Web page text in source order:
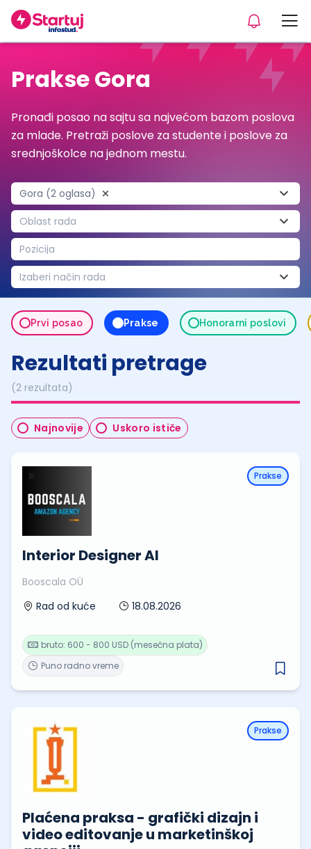
Prakse Gora
Pronađi posao na sajtu sa najvećom bazom poslova
za mlade. Pretraži poslove za studente i poslove za
srednjoškolce na jednom mestu.
Gora (2 oglasa)
Oblast rada
Pozicija
Izaberi način rada
Prvi posao Prakse Honorarni poslovi
Rezultati pretrage
(2 rezultata)
Najnovije Uskoro ističe
Prakse
Interior Designer AI
Booscala OÜ
Rad od kuće
18.08.2026
Puno radno vreme
bruto: 600 - 800 USD (mesečna plata)
Prakse
Plaćena praksa - grafički dizajn i
video editovanje u marketinškoj